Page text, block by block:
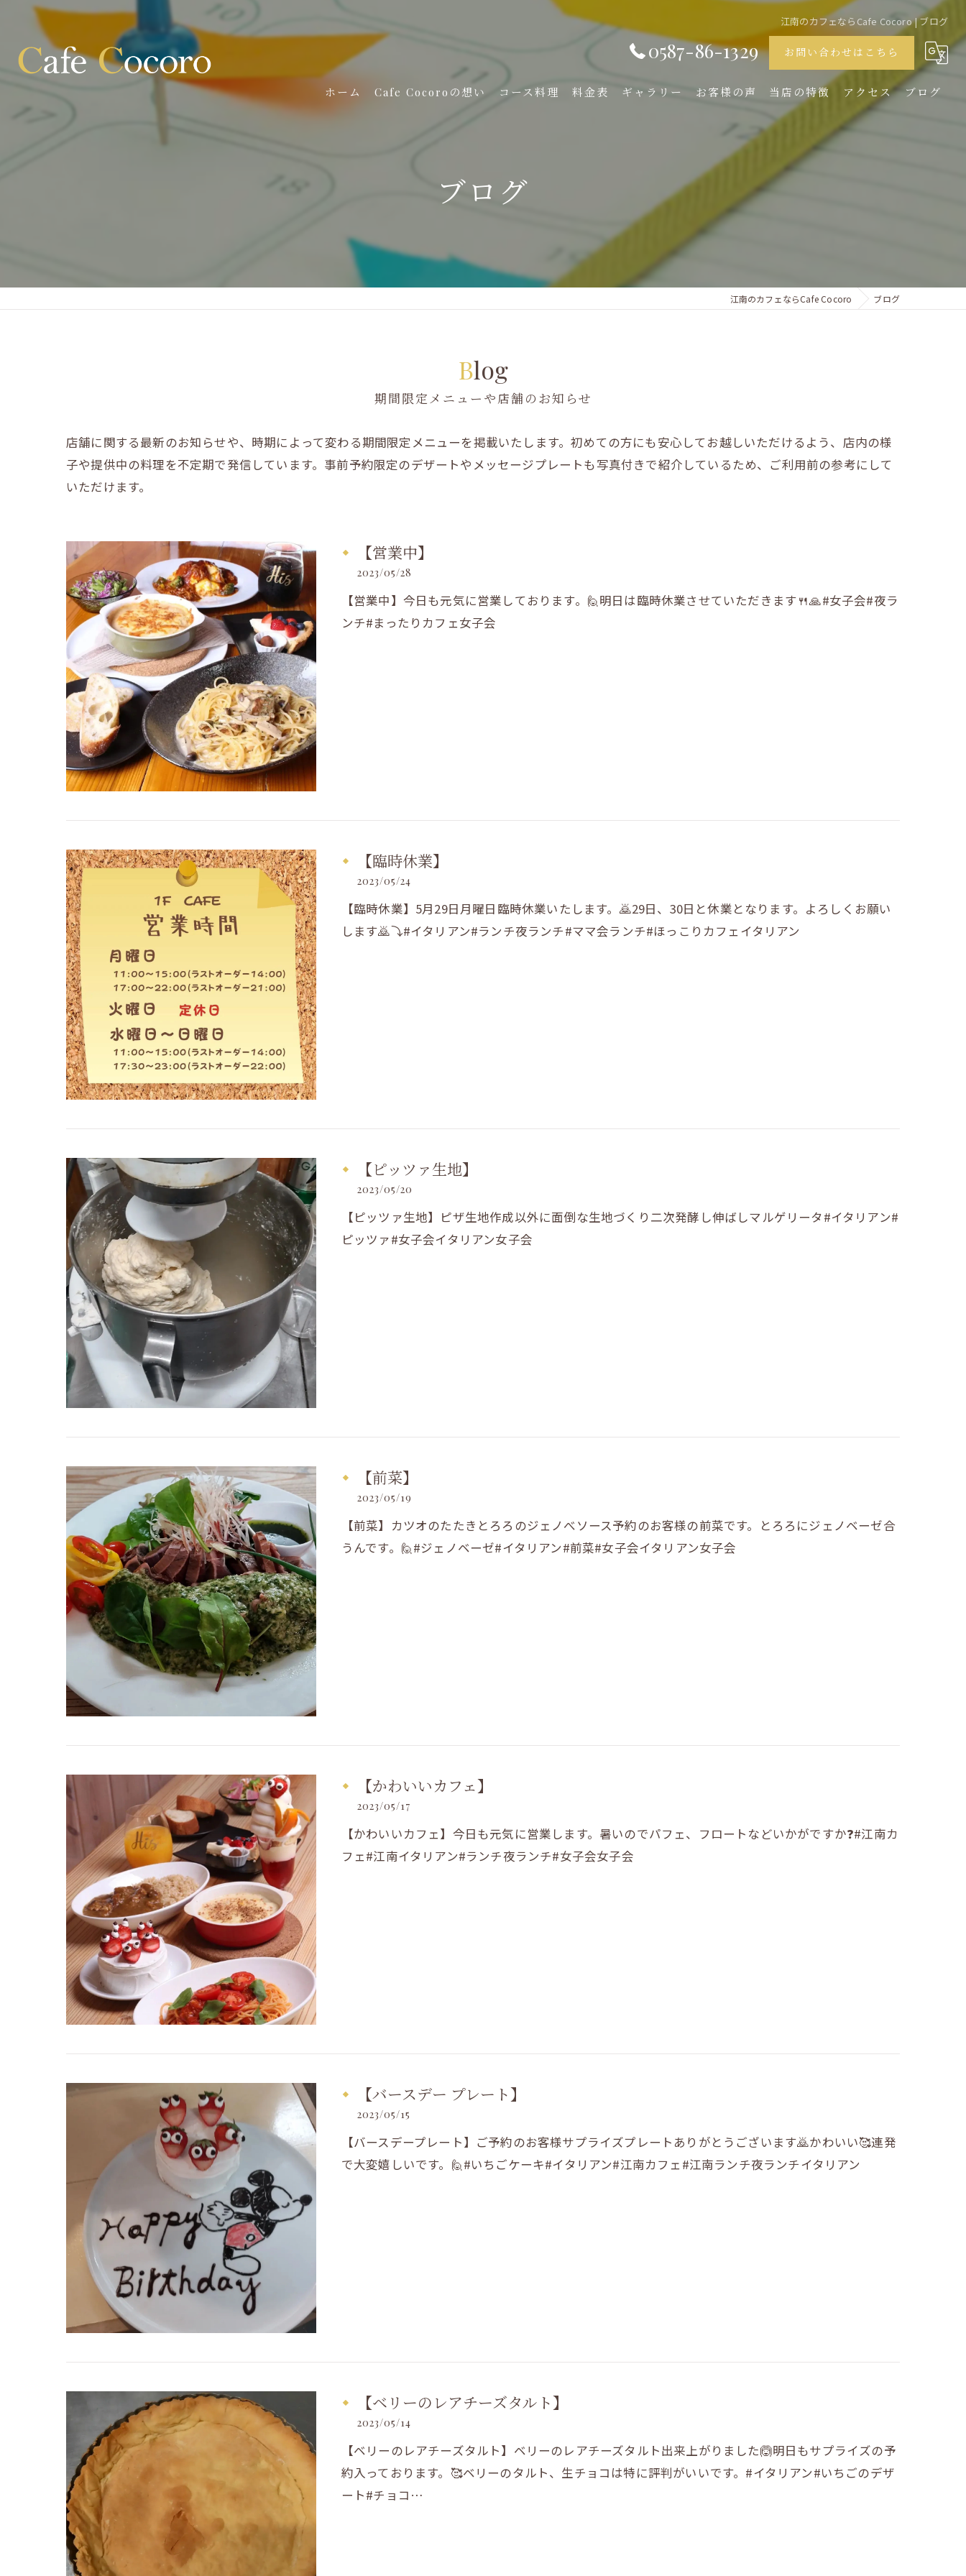
江南のカフェならCafe Cocoro | ブログ
0587-86-1329 お問い合わせはこちら
ホーム Cafe Cocoroの想い コース料理 料金表 ギャラリー お客様の声 当店の特徴
ディナー
アクセス ブログ
ブログ
江南のカフェならCafe Cocoro ブログ
Blog
期間限定メニューや店舗のお知らせ
店舗に関する最新のお知らせや、時期によって変わる期間限定メニューを掲載いたします。初めての方にも安心してお越しいただけるよう、店内の様
子や提供中の料理を不定期で発信しています。事前予約限定のデザートやメッセージプレートも写真付きで紹介しているため、ご利用前の参考にして
いただけます。
【営業中】
2023/05/28
【営業中】今日も元気に営業しております。🙋明日は臨時休業させていただきます🍴🙏#女子会#夜ラ
ンチ#まったりカフェ女子会
【臨時休業】
2023/05/24
【臨時休業】5月29日月曜日臨時休業いたします。🙇29日、30日と休業となります。よろしくお願い
します🙇⤵️#イタリアン#ランチ夜ランチ#ママ会ランチ#ほっこりカフェイタリアン
【ピッツァ生地】
2023/05/20
【ピッツァ生地】ピザ生地作成以外に面倒な生地づくり二次発酵し伸ばしマルゲリータ#イタリアン#
ピッツァ#女子会イタリアン女子会
【前菜】
2023/05/19
【前菜】カツオのたたきとろろのジェノべソース予約のお客様の前菜です。とろろにジェノベーゼ合
うんです。🙋#ジェノベーゼ#イタリアン#前菜#女子会イタリアン女子会
【かわいいカフェ】
2023/05/17
【かわいいカフェ】今日も元気に営業します。暑いのでパフェ、フロートなどいかがですか❓️#江南カ
フェ#江南イタリアン#ランチ夜ランチ#女子会女子会
【バースデー プレート】
2023/05/15
【バースデープレート】ご予約のお客様サプライズプレートありがとうございます🙇かわいい🥰連発
で大変嬉しいです。🙋#いちごケーキ#イタリアン#江南カフェ#江南ランチ夜ランチイタリアン
【ベリーのレアチーズタルト】
2023/05/14
【ベリーのレアチーズタルト】ベリーのレアチーズタルト出来上がりました🙆明日もサプライズの予
約入っております。🥰ベリーのタルト、生チョコは特に評判がいいです。#イタリアン#いちごのデザ
ート#チョコ…